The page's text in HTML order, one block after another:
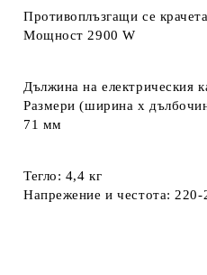
Противоплъзгащи се крачета
Мощност 2900 W
Дължина на електрическия
Размери (ширина х
71 мм
Тегло: 4,4 кг
Напрежение и честота: